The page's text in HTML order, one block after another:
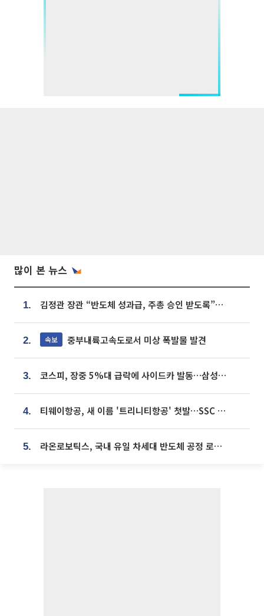
많이 본 뉴스
1. 김정관 장관 “반도체 성과급, 주총 승인 받도록”…상법·자본시장법 개정 시사
2. 속보 중부내륙고속도로서 미상 폭발물 발견
3. 코스피, 장중 5%대 급락에 사이드카 발동…삼성·SK 동반 폭락
4. 티웨이항공, 새 이름 '트리니티항공' 첫발…SSC 전략 본격화
5. 라온로보틱스, 국내 유일 차세대 반도체 공정 로봇 개발 ‘고객사 테스트 진행’